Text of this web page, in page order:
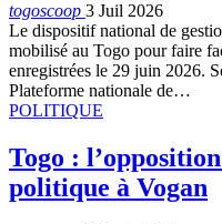
togoscoop 3 Juil 2026
Le dispositif national de
mobilisé au Togo pour faire
enregistrées le 29 juin 2026.
Plateforme nationale de…
POLITIQUE
Togo :
politique à Vogan